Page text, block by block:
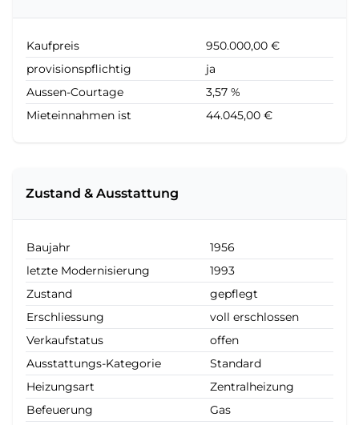
Kaufpreis
950.000,00 €
provisionspflichtig
ja
Aussen-Courtage
3,57 %
Mieteinnahmen ist
44.045,00 €
Zustand & Ausstattung
Baujahr
1956
letzte Modernisierung
1993
Zustand
gepflegt
Erschliessung
voll erschlossen
Verkaufstatus
offen
Ausstattungs-Kategorie
Standard
Heizungsart
Zentralheizung
Befeuerung
Gas